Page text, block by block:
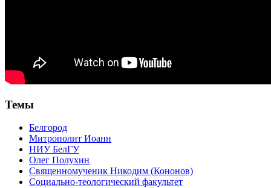
Темы
Белгород
Митрополит Иоанн
НИУ БелГУ
Олег Полухин
Священномученик Никодим (Кононов)
Социально-теологический факультет